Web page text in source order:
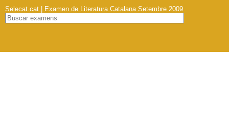
Selecat.cat | Examen de Literatura Catalana Setembre 2009